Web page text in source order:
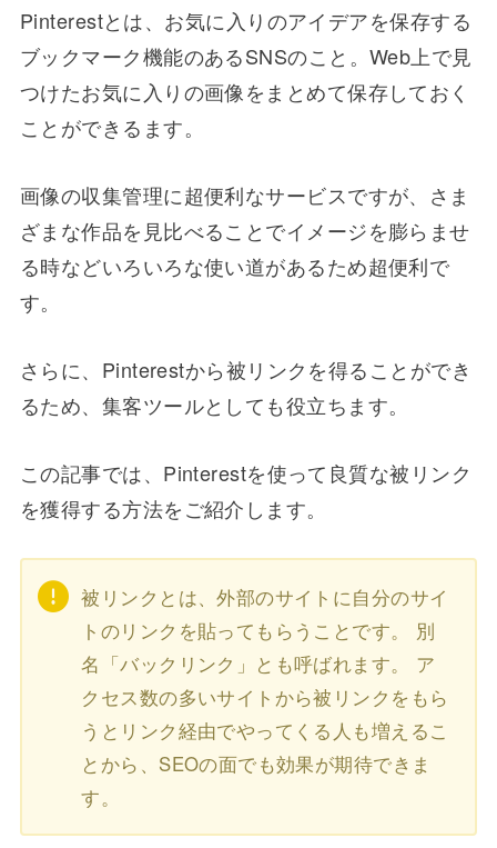
Pinterestとは、お気に入りのアイデアを保存する
ブックマーク機能のあるSNSのこと。Web上で見
つけたお気に入りの画像をまとめて保存しておく
ことができるます。
画像の収集管理に超便利なサービスですが、さま
ざまな作品を見比べることでイメージを膨らませ
る時などいろいろな使い道があるため超便利で
す。
さらに、Pinterestから被リンクを得ることができ
るため、集客ツールとしても役立ちます。
この記事では、Pinterestを使って良質な被リンク
を獲得する方法をご紹介します。
被リンクとは、外部のサイトに自分のサイ
トのリンクを貼ってもらうことです。 別
名「バックリンク」とも呼ばれます。 ア
クセス数の多いサイトから被リンクをもら
うとリンク経由でやってくる人も増えるこ
とから、SEOの面でも効果が期待できま
す。